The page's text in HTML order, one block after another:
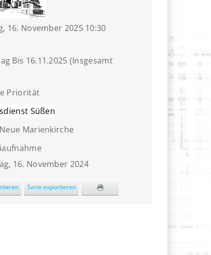
16. November 2025 10:30
Bis 16.11.2025 (Insgesamt
Priorität
Süßen
Marienkirche
16. November 2024
Serie exportieren